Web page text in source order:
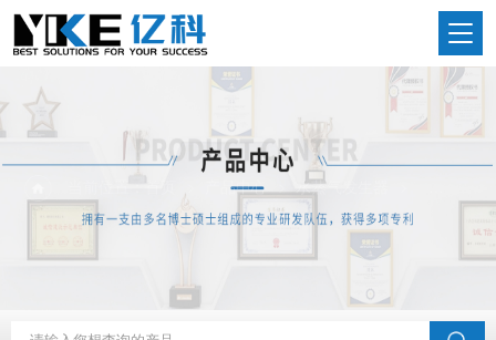
当前位置：首页 产品中心 水蒸气发生器